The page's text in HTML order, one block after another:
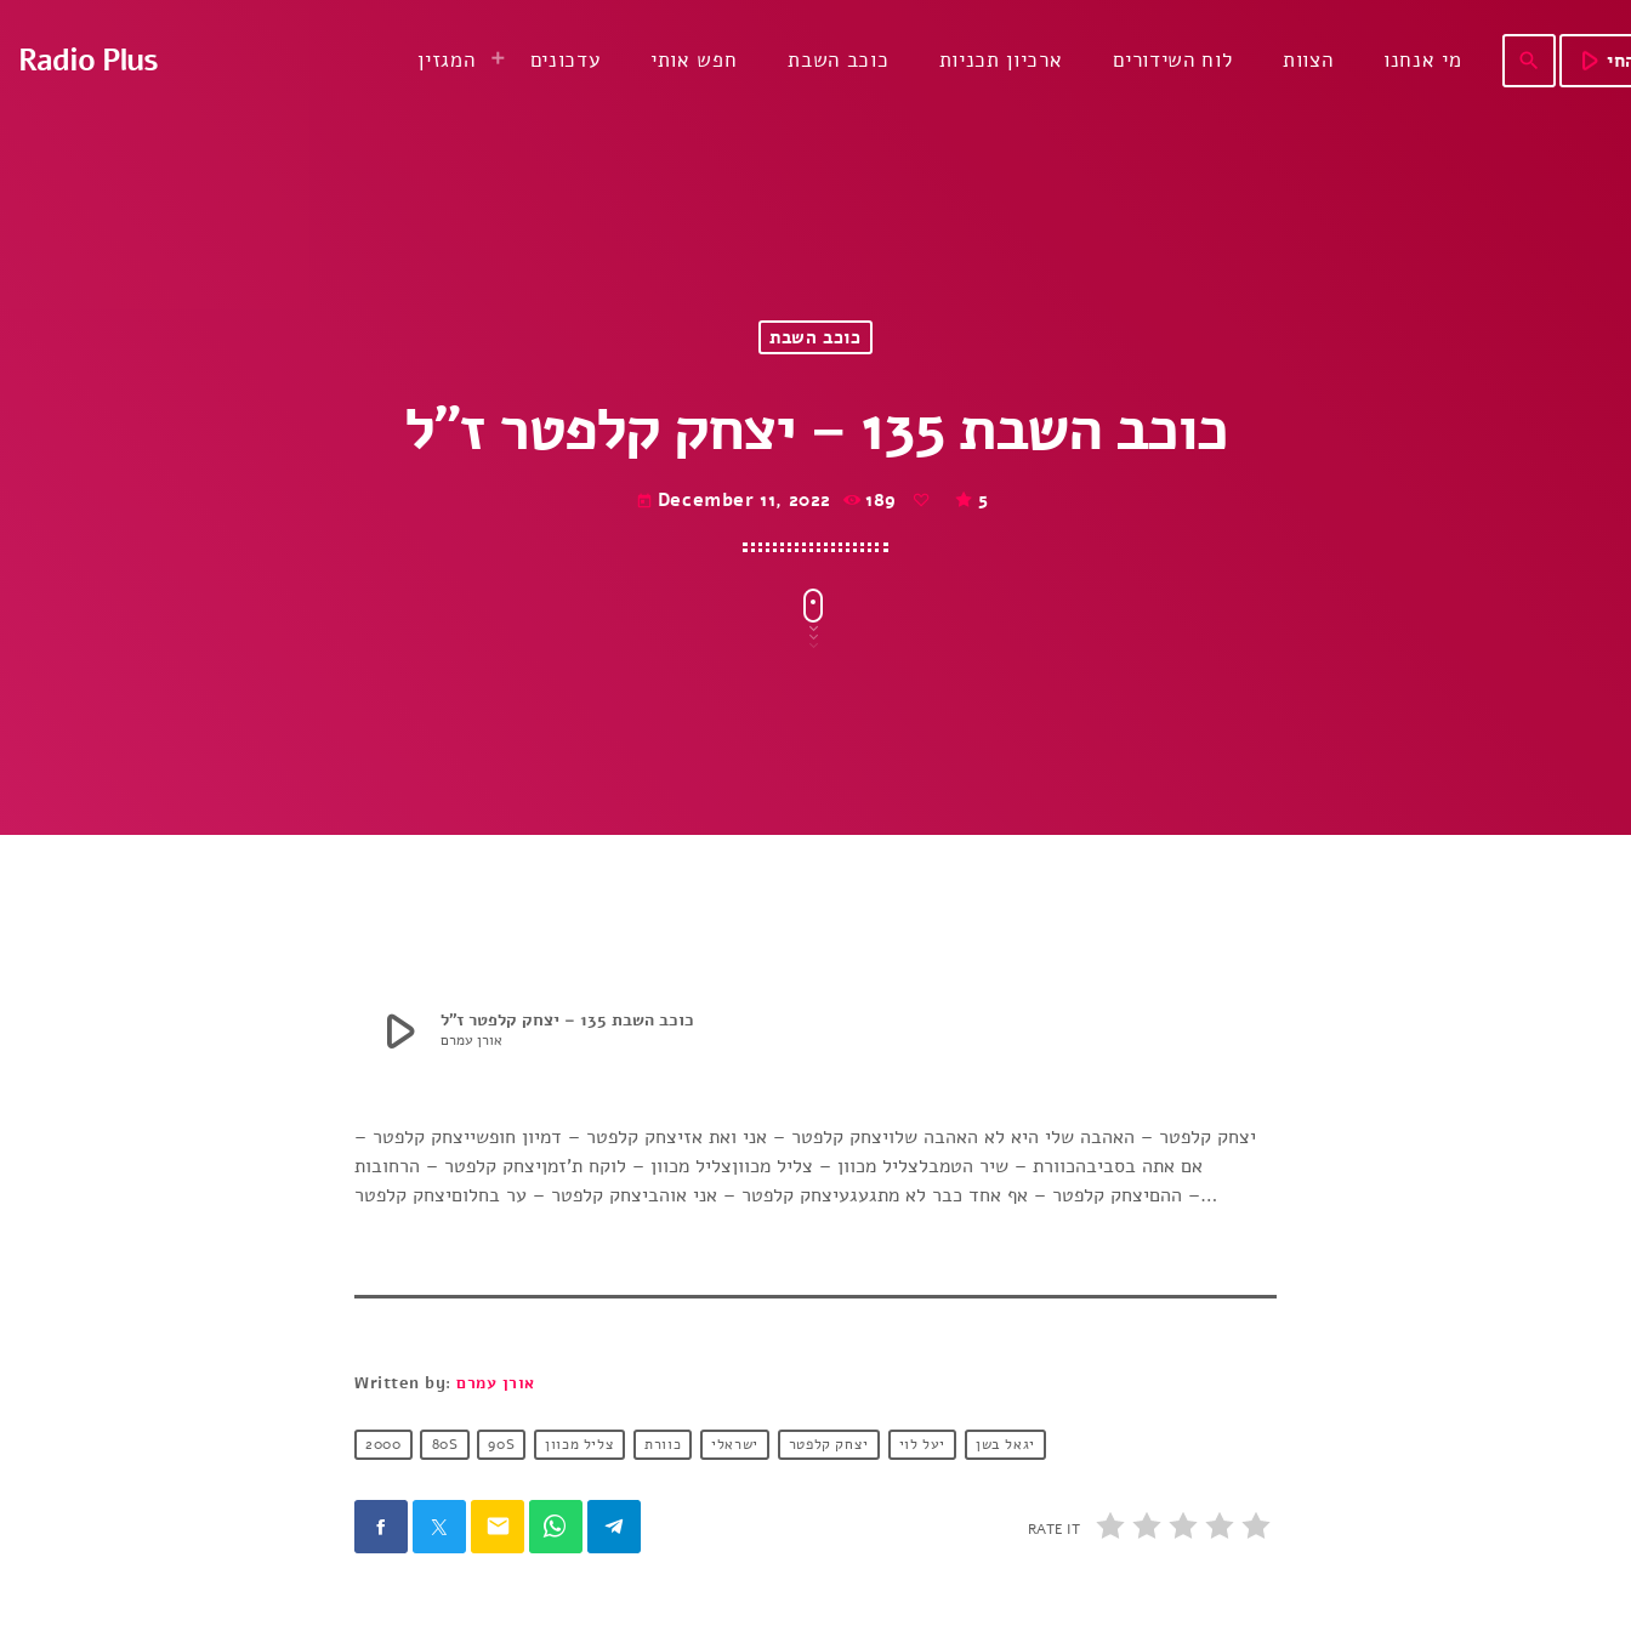
Radio Plus המגזין עדכונים חפש אותי כוכב השבת ארכיון תכניות לוח השידורים הצוות מי אנחנו search play_arrow
כוכב השבת
כוכב השבת 135 – יצחק קלפטר ז”ל
today December 11, 2022 189 5
play_arrow כוכב השבת 135 – יצחק קלפטר ז”ל
אורן עמרם
יצחק קלפטר – האהבה שלי היא לא האהבה שלויצחק קלפטר – אני ואת אזיצחק קלפטר – דמיון חופשייצחק קלפטר –
אם אתה בסביבהכוורת – שיר הטמבלצליל מכוון – צליל מכווןצליל מכוון – לוקח ת’זמןיצחק קלפטר – הרחובות
ההםיצחק קלפטר – אף אחד כבר לא מתגעגעיצחק קלפטר – אני אוהביצחק קלפטר – ער בחלוםיצחק קלפטר –…
Written by:אורן עמרם
2000 80S 90S יגאל בשן יעל לוי יצחק קלפטר ישראלי כוורת צליל מכוון
email RATE IT